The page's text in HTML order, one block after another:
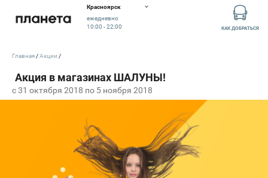
Красноярск
ежедневно
10:00 - 22:00
КАК ДОБРАТЬСЯ
c 31 октября 2018 по 5 ноября 2018
Главная Акции